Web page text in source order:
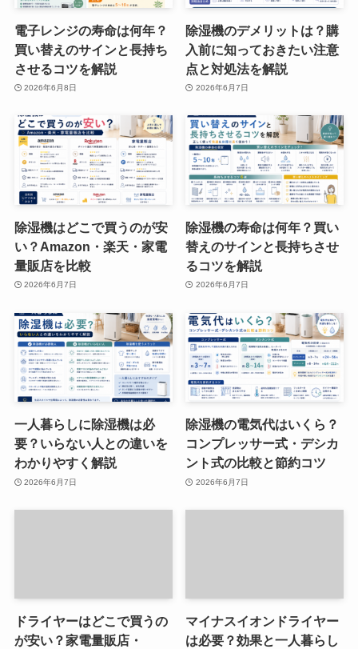
電子レンジの寿命は何年？
買い替えのサインと長持ち
させるコツを解説
2026年6月8日
除湿機のデメリットは？購
入前に知っておきたい注意
点と対処法を解説
2026年6月7日
除湿機はどこで買うのが安
い？Amazon・楽天・家電
量販店を比較
2026年6月7日
除湿機の寿命は何年？買い
替えのサインと長持ちさせ
るコツを解説
2026年6月7日
一人暮らしに除湿機は必
要？いらない人との違いを
わかりやすく解説
2026年6月7日
除湿機の電気代はいくら？
コンプレッサー式・デシカ
ント式の比較と節約コツ
2026年6月7日
ドライヤーはどこで買うの
が安い？家電量販店・
マイナスイオンドライヤー
は必要？効果と一人暮らし